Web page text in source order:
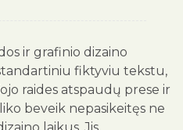
ir grafinio dizaino
fiktyviu tekstu,
raides atspaudų prese ir
beveik nepasikeitęs ne